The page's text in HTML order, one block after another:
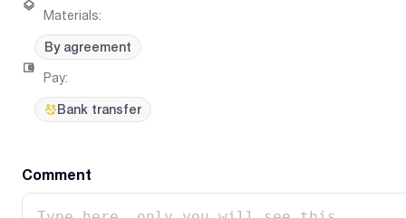
Materials:
By agreement
Pay:
Bank transfer
Comment